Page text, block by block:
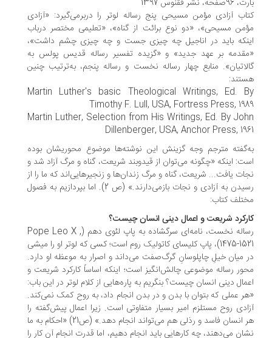
آزادی مؤمن مسیحی پنج رساله لوتر را دربرمی­‌گیرد: «آزادی
مسیحی»، «دو نوع برائت از گناه»، «تعلیمی مختصر درباب
باید در اناجیل چه چیزی جست و چه چیزی چشم داشت»،
بر عهد جدید» و «گزیده تفسیر رساله قدیس پولس به
منابع چهار رساله نخست و رساله پنجم، به‌­ترتیب چنین
Martin Luther's basic Theological Writings, Ed.
Timothy F. Lull, USA, Fortress Press,
Martin Luther, Selection from His Writings, Ed. By
Dillenberger, USA, Anchor Press,
مترجم وجه گزینش این نوشته­‌ها موضوع محوری­شان بوده
اینکه «چگونه می­‌توان از قیدوبند شریعت، گناه و مرگ آزاد شد و
یافت... شریعت، گناه و مرگ زندان‌­ها و زنجیرهایی‌­اند که ما را از
رسیدن به آزادی و نجات بازمی­‌دارند.» (ص 2). اما بپردازیم به فصول
کتاب:
شریعت و اعمال دینی انسان چیست؟
رساله نخست، نامه­‌ای سرگشاده به پاپ لئوی دهم (Pope Leo X ,
1475-1521)، پاپ کلیسای کاتولیک روم است؛ کسی که لوتر او را میشی
میان خیلِ چاپلوسانِ گرگ­‌صفت می‌­داند و اصرار به موعظه او دارد.
رساله موضوعی چالش‌­انگیز است؛ اینکه اساساً کارکرد شریعت و
دینی انسان چیست؟ بنگریم به پاره­‌هایی از کلام لوتر در این باب:
عملی که بتوان با بدن و در بدن انجام داد، به روح کمک نمی‌­کند.
روح مستلزم امیر بسیار متفاوتی است. زیرا اعمال پیش­‌گفته را
هر انسان فاسد و رذلی هم می­‌تواند انجام دهد.» (ص21) «احکام به ما
می‌­دهند، چه کارهایی باید انجام دهیم، اما قدرت انجام آن کار را